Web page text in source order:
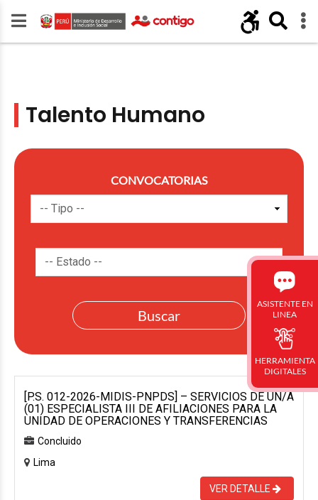
Talento Humano
CONVOCATORIAS
[P.S. 012-2026-MIDIS-PNPDS] – SERVICIOS DE UN/A
(01) ESPECIALISTA III DE AFILIACIONES PARA LA
UNIDAD DE OPERACIONES Y TRANSFERENCIAS
Concluido
Lima
VER DETALLE
ASISTENTE EN
LINEA
HERRAMIENTA
DIGITALES